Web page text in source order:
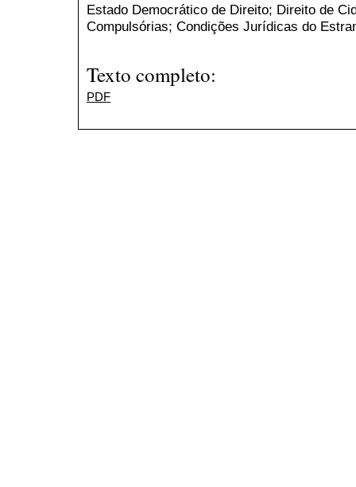
Estado Democrático de Direito; Direito de
Compulsórias; Condições Jurídicas do
Texto completo:
PDF